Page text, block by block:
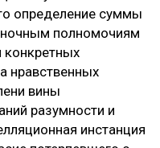
не успев создать
планы. По
не в